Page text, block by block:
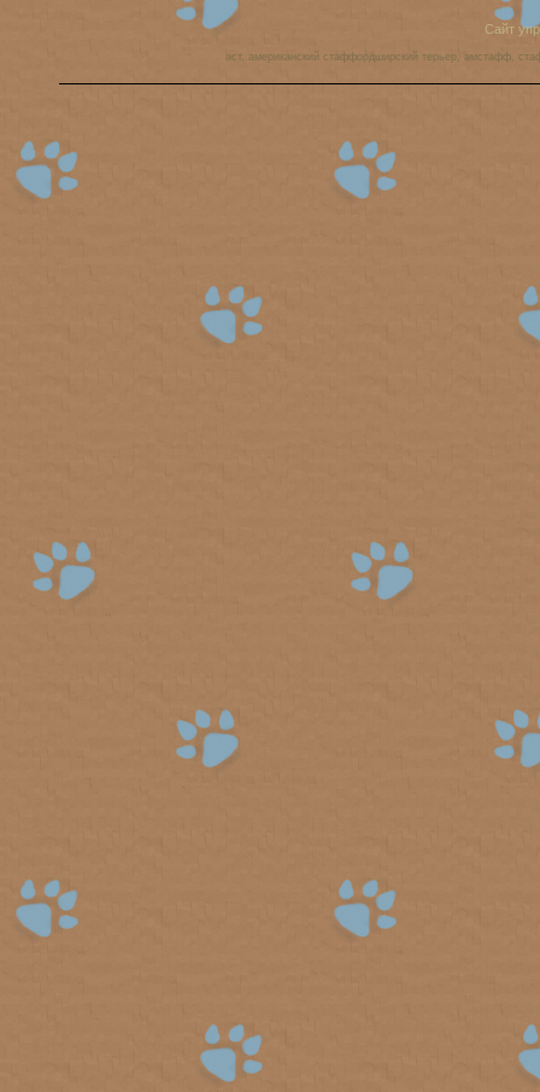
Сайт
аст, американский стаффордширский терьер, амстафф,